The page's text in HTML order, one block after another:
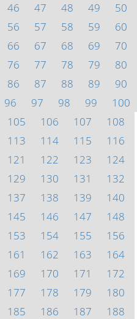
46 47 48 49
50
56 57 58 59
60
66 67 68 69
70
76 77 78 79
80
86 87 88 89
90
96 97 98 99
100
105 106 107
108
113 114 115
116
121 122 123
124
129 130 131
132
137 138 139
140
145 146 147
148
153 154 155
156
161 162 163
164
169 170 171
172
177 178 179
180
185 186 187
188